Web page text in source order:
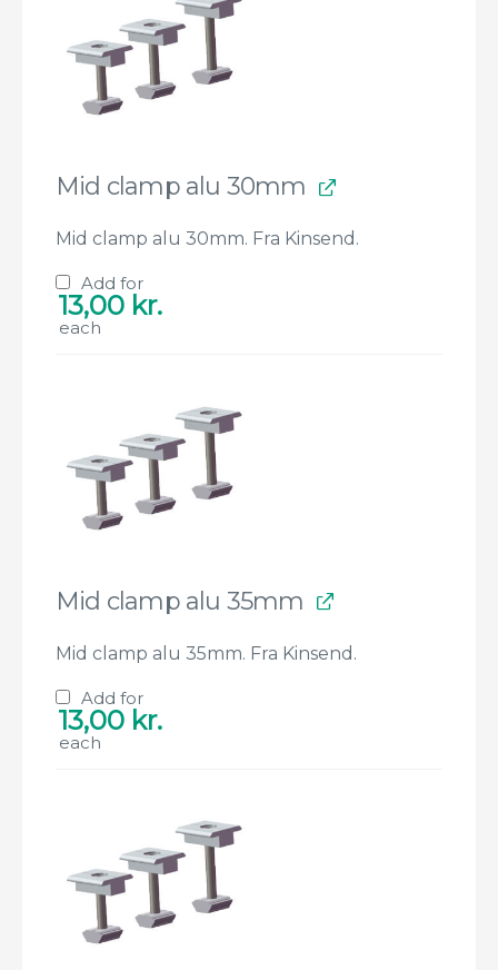
Mid clamp alu 30mm
Mid clamp alu 30mm. Fra Kinsend.
Add for
13,00 kr.
each
Mid clamp alu 35mm
Mid clamp alu 35mm. Fra Kinsend.
Add for
13,00 kr.
each